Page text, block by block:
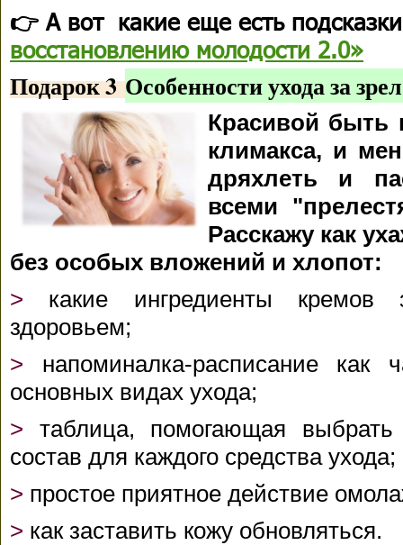
👉 А вот какие еще есть
восстановлению молодости 2.0»
Подарок 3Особенности ухода за
Красивой быть
климакса, и
дряхлеть и
всеми
Расскажу как
без особых вложений и хлопот:
> какие ингредиенты кремов
здоровьем;
> напоминалка-расписание как
основных видах ухода;
> таблица, помогающая
состав для каждого средства ухода;
> простое приятное действие
> как заставить кожу обновляться.